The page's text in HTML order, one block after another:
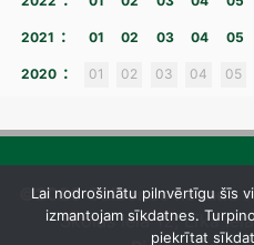
2021 : 01 02 03 04 05
2020 : 01 02 03 04 05
©2026 Gulbenes novada
Skolas iela 12, Līkā
Lai nodrošinātu pilnvērtīgu šīs
izmantojam sīkdatnes.
piekrītat